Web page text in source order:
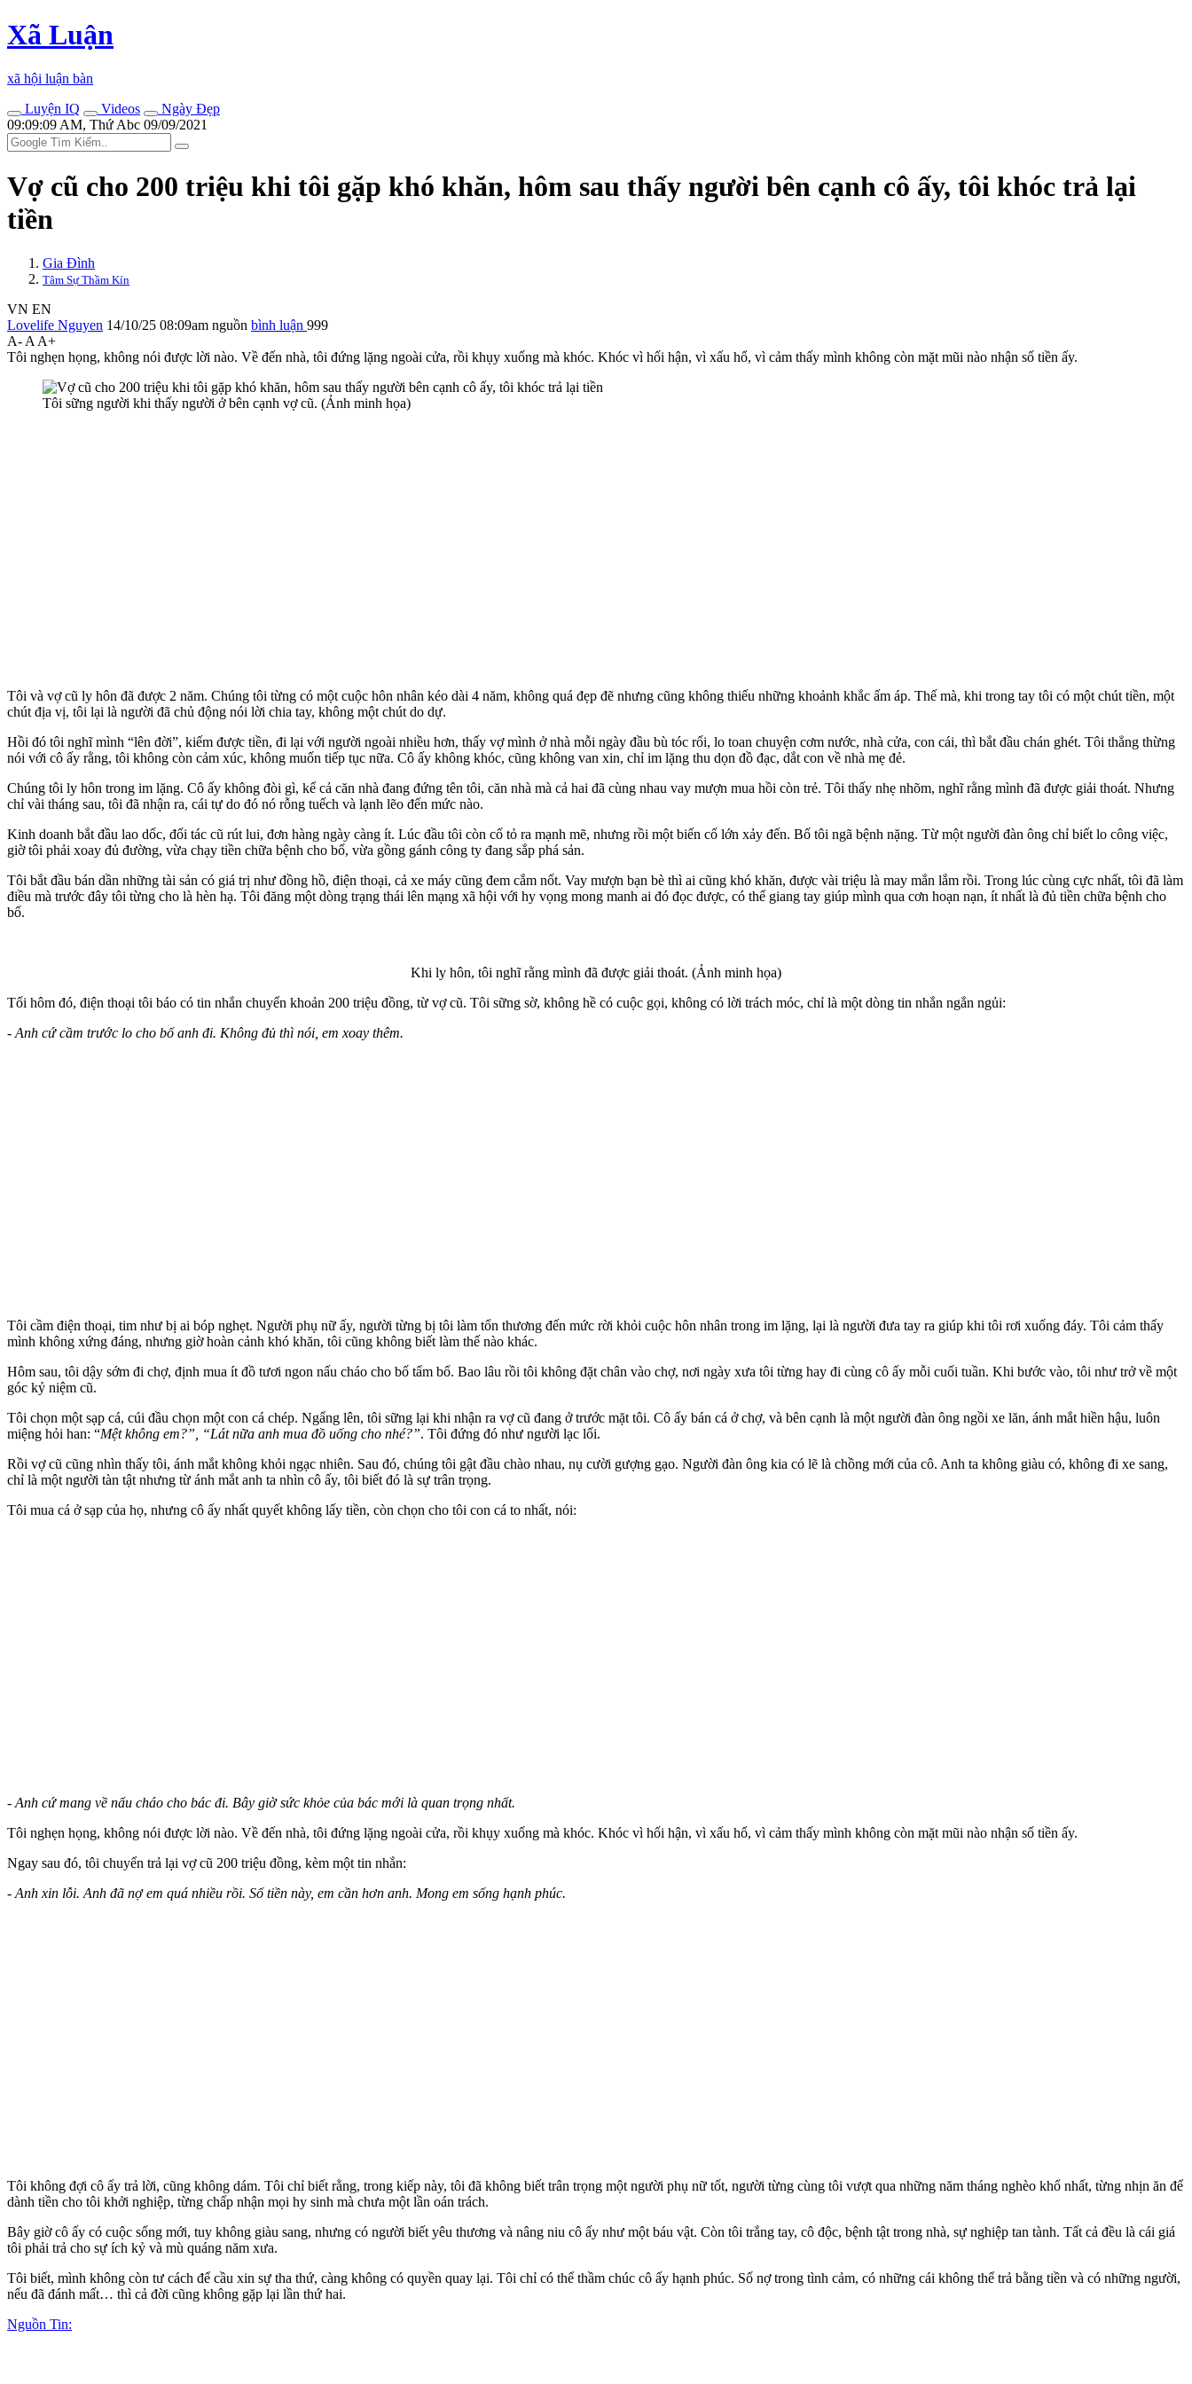
Xã Luận
xã hội luận bàn
Luyện IQ
Videos
Ngày Đẹp
09:09:09 AM, Thứ Abc 09/09/2021
Vợ cũ cho 200 triệu khi tôi gặp khó khăn, hôm sau thấy người bên cạnh cô ấy, tôi khóc trả lại
tiền
Gia Đình
Tâm Sự Thầm Kín
VN EN
Lovelife Nguyen 14/10/25 08:09am nguồn bình luận 999
A- A A+
Tôi nghẹn họng, không nói được lời nào. Về đến nhà, tôi đứng lặng ngoài cửa, rồi khụy xuống mà khóc. Khóc vì hối hận, vì xấu hổ, vì cảm thấy mình không còn mặt mũi nào nhận số tiền ấy.
Tôi sững người khi thấy người ở bên cạnh vợ cũ. (Ảnh minh họa)
Tôi và vợ cũ ly hôn đã được 2 năm. Chúng tôi từng có một cuộc hôn nhân kéo dài 4 năm, không quá đẹp đẽ nhưng cũng không thiếu những khoảnh khắc ấm áp. Thế mà, khi trong tay tôi có một chút tiền, một
chút địa vị, tôi lại là người đã chủ động nói lời chia tay, không một chút do dự.
Hồi đó tôi nghĩ mình “lên đời”, kiếm được tiền, đi lại với người ngoài nhiều hơn, thấy vợ mình ở nhà mỗi ngày đầu bù tóc rối, lo toan chuyện cơm nước, nhà cửa, con cái, thì bắt đầu chán ghét. Tôi thẳng thừng
nói với cô ấy rằng, tôi không còn cảm xúc, không muốn tiếp tục nữa. Cô ấy không khóc, cũng không van xin, chỉ im lặng thu dọn đồ đạc, dắt con về nhà mẹ đẻ.
Chúng tôi ly hôn trong im lặng. Cô ấy không đòi gì, kể cả căn nhà đang đứng tên tôi, căn nhà mà cả hai đã cùng nhau vay mượn mua hồi còn trẻ. Tôi thấy nhẹ nhõm, nghĩ rằng mình đã được giải thoát. Nhưng
chỉ vài tháng sau, tôi đã nhận ra, cái tự do đó nó rỗng tuếch và lạnh lẽo đến mức nào.
Kinh doanh bắt đầu lao dốc, đối tác cũ rút lui, đơn hàng ngày càng ít. Lúc đầu tôi còn cố tỏ ra mạnh mẽ, nhưng rồi một biến cố lớn xảy đến. Bố tôi ngã bệnh nặng. Từ một người đàn ông chỉ biết lo công việc,
giờ tôi phải xoay đủ đường, vừa chạy tiền chữa bệnh cho bố, vừa gồng gánh công ty đang sắp phá sản.
Tôi bắt đầu bán dần những tài sản có giá trị như đồng hồ, điện thoại, cả xe máy cũng đem cắm nốt. Vay mượn bạn bè thì ai cũng khó khăn, được vài triệu là may mắn lắm rồi. Trong lúc cùng cực nhất, tôi đã làm
điều mà trước đây tôi từng cho là hèn hạ. Tôi đăng một dòng trạng thái lên mạng xã hội với hy vọng mong manh ai đó đọc được, có thể giang tay giúp mình qua cơn hoạn nạn, ít nhất là đủ tiền chữa bệnh cho
bố.
Khi ly hôn, tôi nghĩ rằng mình đã được giải thoát. (Ảnh minh họa)
Tối hôm đó, điện thoại tôi báo có tin nhắn chuyển khoản 200 triệu đồng, từ vợ cũ. Tôi sững sờ, không hề có cuộc gọi, không có lời trách móc, chỉ là một dòng tin nhắn ngắn ngủi:
- Anh cứ cầm trước lo cho bố anh đi. Không đủ thì nói, em xoay thêm.
Tôi cầm điện thoại, tim như bị ai bóp nghẹt. Người phụ nữ ấy, người từng bị tôi làm tổn thương đến mức rời khỏi cuộc hôn nhân trong im lặng, lại là người đưa tay ra giúp khi tôi rơi xuống đáy. Tôi cảm thấy
mình không xứng đáng, nhưng giờ hoàn cảnh khó khăn, tôi cũng không biết làm thế nào khác.
Hôm sau, tôi dậy sớm đi chợ, định mua ít đồ tươi ngon nấu cháo cho bố tẩm bổ. Bao lâu rồi tôi không đặt chân vào chợ, nơi ngày xưa tôi từng hay đi cùng cô ấy mỗi cuối tuần. Khi bước vào, tôi như trở về một
góc kỷ niệm cũ.
Tôi chọn một sạp cá, cúi đầu chọn một con cá chép. Ngẩng lên, tôi sững lại khi nhận ra vợ cũ đang ở trước mặt tôi. Cô ấy bán cá ở chợ, và bên cạnh là một người đàn ông ngồi xe lăn, ánh mắt hiền hậu, luôn
miệng hỏi han: “Mệt không em?”, “Lát nữa anh mua đồ uống cho nhé?”. Tôi đứng đó như người lạc lối.
Rồi vợ cũ cũng nhìn thấy tôi, ánh mắt không khỏi ngạc nhiên. Sau đó, chúng tôi gật đầu chào nhau, nụ cười gượng gạo. Người đàn ông kia có lẽ là chồng mới của cô. Anh ta không giàu có, không đi xe sang,
chỉ là một người tàn tật nhưng từ ánh mắt anh ta nhìn cô ấy, tôi biết đó là sự trân trọng.
Tôi mua cá ở sạp của họ, nhưng cô ấy nhất quyết không lấy tiền, còn chọn cho tôi con cá to nhất, nói:
- Anh cứ mang về nấu cháo cho bác đi. Bây giờ sức khỏe của bác mới là quan trọng nhất.
Tôi nghẹn họng, không nói được lời nào. Về đến nhà, tôi đứng lặng ngoài cửa, rồi khụy xuống mà khóc. Khóc vì hối hận, vì xấu hổ, vì cảm thấy mình không còn mặt mũi nào nhận số tiền ấy.
Ngay sau đó, tôi chuyển trả lại vợ cũ 200 triệu đồng, kèm một tin nhắn:
- Anh xin lỗi. Anh đã nợ em quá nhiều rồi. Số tiền này, em cần hơn anh. Mong em sống hạnh phúc.
Tôi không đợi cô ấy trả lời, cũng không dám. Tôi chỉ biết rằng, trong kiếp này, tôi đã không biết trân trọng một người phụ nữ tốt, người từng cùng tôi vượt qua những năm tháng nghèo khổ nhất, từng nhịn ăn để
dành tiền cho tôi khởi nghiệp, từng chấp nhận mọi hy sinh mà chưa một lần oán trách.
Bây giờ cô ấy có cuộc sống mới, tuy không giàu sang, nhưng có người biết yêu thương và nâng niu cô ấy như một báu vật. Còn tôi trắng tay, cô độc, bệnh tật trong nhà, sự nghiệp tan tành. Tất cả đều là cái giá
tôi phải trả cho sự ích kỷ và mù quáng năm xưa.
Tôi biết, mình không còn tư cách để cầu xin sự tha thứ, càng không có quyền quay lại. Tôi chỉ có thể thầm chúc cô ấy hạnh phúc. Số nợ trong tình cảm, có những cái không thể trả bằng tiền và có những người,
nếu đã đánh mất… thì cả đời cũng không gặp lại lần thứ hai.
Nguồn Tin: